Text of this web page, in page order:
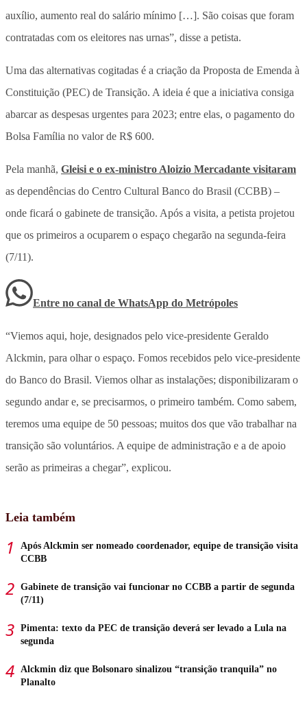
auxílio, aumento real do salário mínimo […]. São coisas que foram
contratadas com os eleitores nas urnas”, disse a petista.
Uma das alternativas cogitadas é a criação da Proposta de Emenda à
Constituição (PEC) de Transição. A ideia é que a iniciativa consiga
abarcar as despesas urgentes para 2023; entre elas, o pagamento do
Bolsa Família no valor de R$ 600.
Pela manhã, Gleisi e o ex-ministro Aloizio Mercadante visitaram
as dependências do Centro Cultural Banco do Brasil (CCBB) –
onde ficará o gabinete de transição. Após a visita, a petista projetou
que os primeiros a ocuparem o espaço chegarão na segunda-feira
(7/11).
Entre no canal de WhatsApp do Metrópoles
“Viemos aqui, hoje, designados pelo vice-presidente Geraldo
Alckmin, para olhar o espaço. Fomos recebidos pelo vice-presidente
do Banco do Brasil. Viemos olhar as instalações; disponibilizaram o
segundo andar e, se precisarmos, o primeiro também. Como sabem,
teremos uma equipe de 50 pessoas; muitos dos que vão trabalhar na
transição são voluntários. A equipe de administração e a de apoio
serão as primeiras a chegar”, explicou.
Leia também
Após Alckmin ser nomeado coordenador, equipe de transição visita
CCBB
Gabinete de transição vai funcionar no CCBB a partir de segunda
(7/11)
Pimenta: texto da PEC de transição deverá ser levado a Lula na
segunda
Alckmin diz que Bolsonaro sinalizou “transição tranquila” no
Planalto